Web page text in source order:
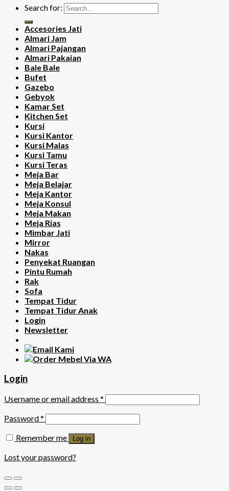
Search for:
Accesories Jati
Almari Jam
Almari Pajangan
Almari Pakaian
Bale Bale
Bufet
Gazebo
Gebyok
Kamar Set
Kitchen Set
Kursi
Kursi Kantor
Kursi Malas
Kursi Tamu
Kursi Teras
Meja Bar
Meja Belajar
Meja Kantor
Meja Konsul
Meja Makan
Meja Rias
Mimbar Jati
Mirror
Nakas
Penyekat Ruangan
Pintu Rumah
Rak
Sofa
Tempat Tidur
Tempat Tidur Anak
Login
Newsletter
Login
Username or email address *
Password*
Remember me
Log in
Lost your password?